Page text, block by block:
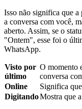
Isso não significa que a
a conversa com você,
aberto. Assim, se o
"Ontem", esse foi o
WhatsApp.
Visto por
último
O momento
conversa
Online
Significa
DigitandoMostra que